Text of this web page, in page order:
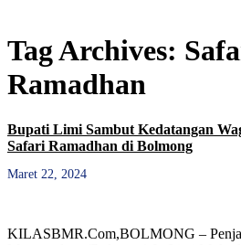
Tag Archives:
Ramadhan
Bupati Limi Sambut Kedatangan
Safari Ramadhan di Bolmong
Maret 22, 2024
KILASBMR.Com,BOLMONG –